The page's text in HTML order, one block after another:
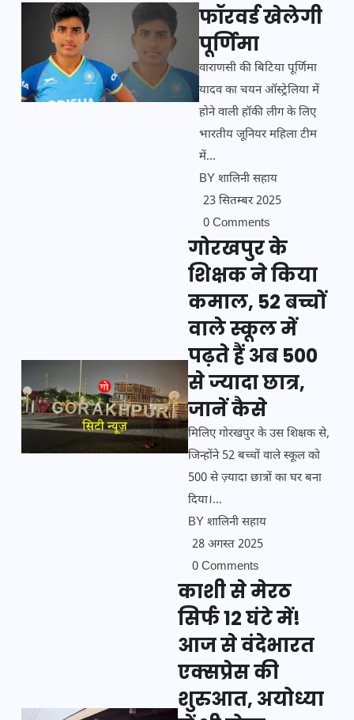
फॉरवर्ड खेलेगी
पूर्णिमा
वाराणसी की बिटिया पूर्णिमा
यादव का चयन ऑस्ट्रेलिया में
होने वाली हॉकी लीग के लिए
भारतीय जूनियर महिला टीम
में...
BY शालिनी सहाय
23 सितम्बर 2025
0 Comments
गोरखपुर के
शिक्षक ने किया
कमाल, 52 बच्चों
वाले स्कूल में
पढ़ते हैं अब 500
से ज्यादा छात्र,
जानें कैसे
मिलिए गोरखपुर के उस शिक्षक से,
जिन्होंने 52 बच्चों वाले स्कूल को
500 से ज़्यादा छात्रों का घर बना
दिया।...
BY शालिनी सहाय
28 अगस्त 2025
0 Comments
काशी से मेरठ
सिर्फ 12 घंटे में!
आज से वंदेभारत
एक्सप्रेस की
शुरुआत, अयोध्या